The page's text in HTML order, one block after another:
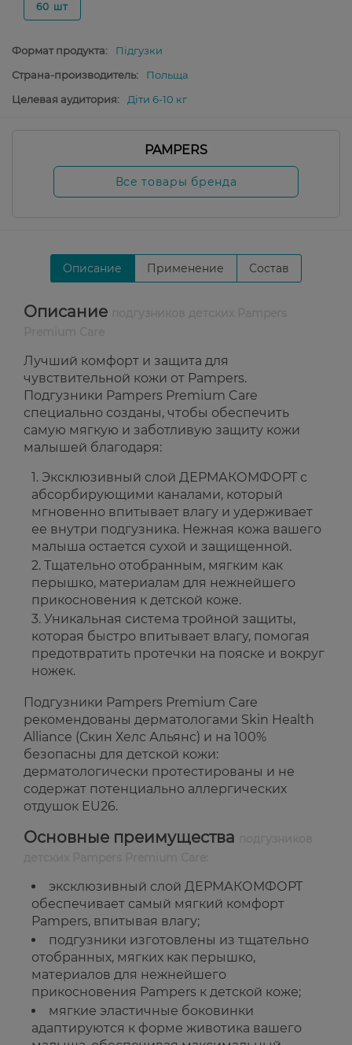
60 шт
Формат продукта:
Підгузки
Страна-производитель:
Польща
Целевая аудитория:
Діти 6-10 кг
PAMPERS
Все товары бренда
Описание Применение Состав
Описание
Лучший комфорт и защита для
чувствительной кожи от Pampers.
Подгузники Pampers Premium Care
специально созданы, чтобы обеспечить
самую мягкую и заботливую защиту кожи
малышей благодаря:
Эксклюзивный слой ДЕРМАКОМФОРТ с
абсорбирующими каналами, который
мгновенно впитывает влагу и удерживает
ее внутри подгузника. Нежная кожа вашего
малыша остается сухой и защищенной.
Тщательно отобранным, мягким как
перышко, материалам для нежнейшего
прикосновения к детской коже.
Уникальная система тройной защиты,
которая быстро впитывает влагу, помогая
предотвратить протечки на пояске и вокруг
ножек.
Подгузники Pampers Premium Care
рекомендованы дерматологами Skin Health
Alliance (Скин Хелс Альянс) и на 100%
безопасны для детской кожи:
дерматологически протестированы и не
содержат потенциально аллергических
отдушок EU26.
Основные преимущества
эксклюзивный слой ДЕРМАКОМФОРТ
обеспечивает самый мягкий комфорт
Pampers, впитывая влагу;
подгузники изготовлены из тщательно
отобранных, мягких как перышко,
материалов для нежнейшего
прикосновения Pampers к детской коже;
мягкие эластичные боковинки
адаптируются к форме животика вашего